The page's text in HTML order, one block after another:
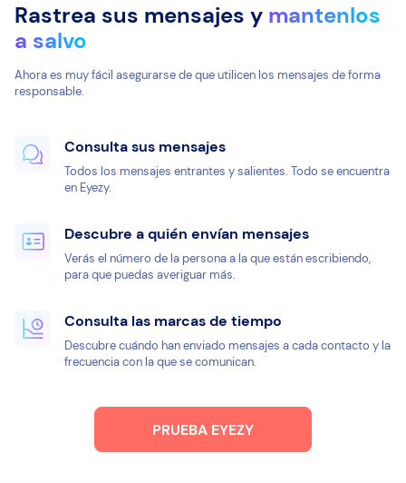
Rastrea sus mensajes y mantenlos
a salvo
Ahora es muy fácil asegurarse de que utilicen los mensajes de forma
responsable.
Consulta sus mensajes
Todos los mensajes entrantes y salientes. Todo se encuentra
en Eyezy.
Descubre a quién envían mensajes
Verás el número de la persona a la que están escribiendo,
para que puedas averiguar más.
Consulta las marcas de tiempo
Descubre cuándo han enviado mensajes a cada contacto y la
frecuencia con la que se comunican.
PRUEBA EYEZY